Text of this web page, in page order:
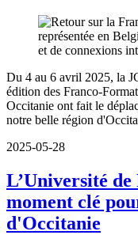
Du 4 au 6 avril 2025, la
édition des Franco-
Occitanie ont fait le
notre belle région
2025-05-28
L’Université de
moment clé
d'Occitanie